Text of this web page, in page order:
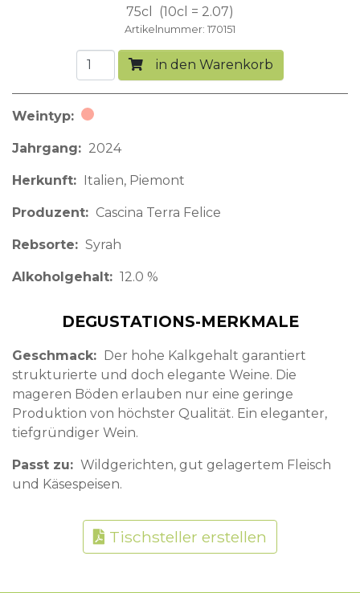
75cl 10cl = 2.07
Artikelnummer 170151
in den Warenkorb
Weintyp Roséwein
Jahrgang 2024
Herkunft Italien Piemont
Produzent Cascina Terra Felice
Rebsorte Syrah
Alkoholgehalt 12.0 %
DEGUSTATIONS-MERKMALE
Geschmack
Der hohe Kalkgehalt garantiert
strukturierte und doch elegante Weine. Die
mageren Böden erlauben nur eine geringe
Produktion von höchster Qualität. Ein eleganter,
tiefgründiger Wein.
Passt zu
Wildgerichten, gut gelagertem Fleisch
und Käsespeisen.
Tischsteller erstellen